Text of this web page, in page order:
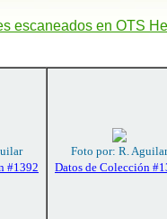
escaneados en OTS
#1392
Foto por: R. Aguilar
Datos de Colección